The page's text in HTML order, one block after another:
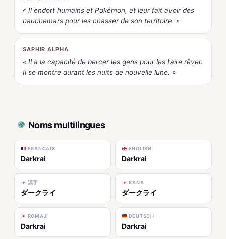
« Il endort humains et Pokémon, et leur fait avoir des
cauchemars pour les chasser de son territoire. »
SAPHIR ALPHA
« Il a la capacité de bercer les gens pour les faire rêver.
Il se montre durant les nuits de nouvelle lune. »
Noms multilingues
FRANÇAIS
Darkrai
ENGLISH
Darkrai
漢字
ダークライ
KANA
ダークライ
ROMAJI
Darkrai
DEUTSCH
Darkrai